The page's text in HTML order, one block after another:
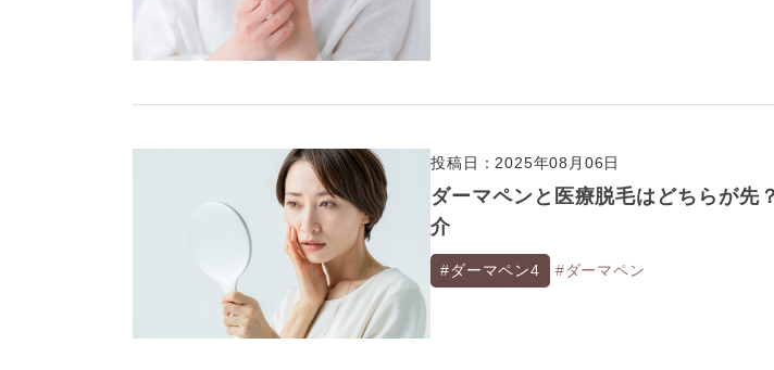
投稿日：2025年08月06日
ダーマペンと医療脱毛はどちらが先
介
#ダーマペン4 #ダーマペン